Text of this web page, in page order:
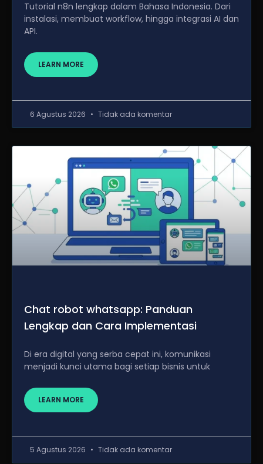
Tutorial n8n lengkap dalam Bahasa Indonesia. Dari
instalasi, membuat workflow, hingga integrasi AI dan
API.
LEARN MORE
6 Agustus 2026 Tidak ada komentar
Chat robot whatsapp: Panduan
Lengkap dan Cara Implementasi
Di era digital yang serba cepat ini, komunikasi
menjadi kunci utama bagi setiap bisnis untuk
LEARN MORE
5 Agustus 2026 Tidak ada komentar